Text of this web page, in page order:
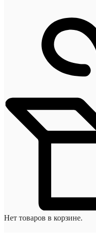
Нет товаров в корзине.